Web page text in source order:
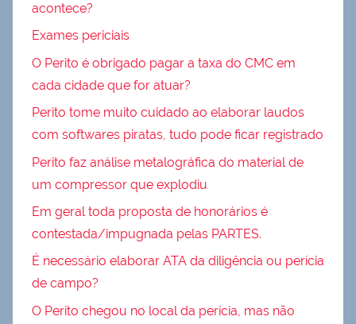
acontece?
Exames periciais
O Perito é obrigado pagar a taxa do CMC em
cada cidade que for atuar?
Perito tome muito cuidado ao elaborar laudos
com softwares piratas, tudo pode ficar registrado
Perito faz análise metalográfica do material de
um compressor que explodiu
Em geral toda proposta de honorários é
contestada/impugnada pelas PARTES.
É necessário elaborar ATA da diligência ou perícia
de campo?
O Perito chegou no local da perícia, mas não